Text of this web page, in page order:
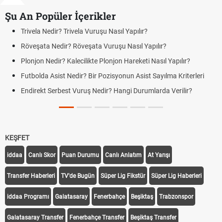
Şu An Popüler İçerikler
Kriterleri
Bonservis Nedir? Futbolda Bonservis Sistemi Nasıl
Jübile Maçı Nedir? Futbolda Jübile Yapmak Ne
Futbolda Averaj Nedir? Genel Averaj ve İkili Averaj
Yenileme ve Yeni Kayıt Tarihleri
KEŞFET
iddaa Canlı Skor Puan Durumu Canlı Anlatım At Yarışı
Transfer Haberleri TV'de Bugün Süper Lig Fikstür Süper Lig Haberleri
iddaa Programı Galatasaray Fenerbahçe Beşiktaş Trabzonspor